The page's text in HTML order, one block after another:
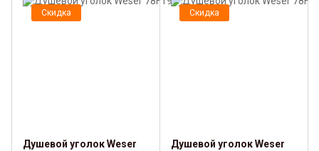
Скидка
Душевой уголок Weser
Скидка
Душевой уголок Weser